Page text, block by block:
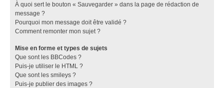
À quoi sert le bouton « Sauvegarder » dans la page de rédaction de
message ?
Pourquoi mon message doit être validé ?
Comment remonter mon sujet ?
Mise en forme et types de sujets
Que sont les BBCodes ?
Puis-je utiliser le HTML ?
Que sont les smileys ?
Puis-je publier des images ?